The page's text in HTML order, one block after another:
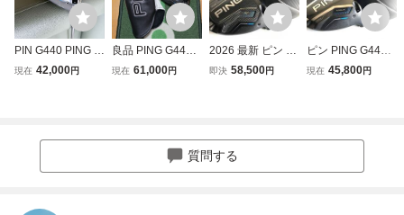
PIN G440 PING ド
ライバー MAX 10.
現在 42,000円
良品 PING G440 K
ドライバー 10.5度
現在 61,000円
2026 最新 ピン PI
NG G440 K 10.5°
即決 58,500円
ピン PING G440
MAX マックス 10.
現在 45,800円
質問する